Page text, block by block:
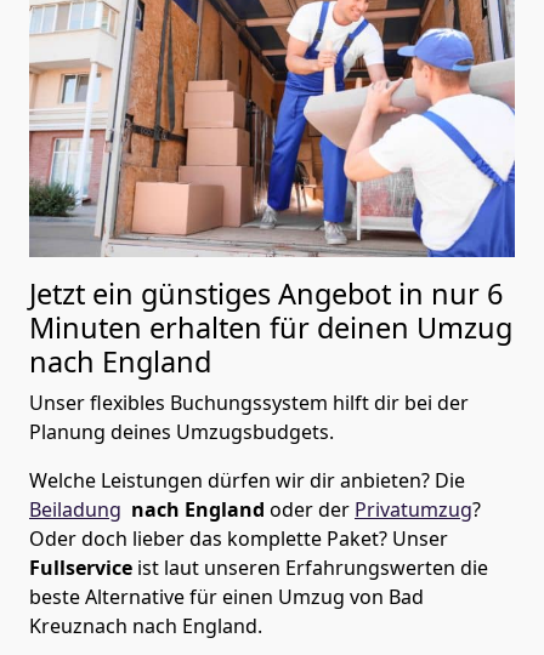
Jetzt ein günstiges Angebot in nur 6
Minuten erhalten für deinen Umzug
nach England
Unser flexibles Buchungssystem hilft dir bei der
Planung deines Umzugsbudgets.
Welche Leistungen dürfen wir dir anbieten? Die
Beiladung nach England oder der Privatumzug?
Oder doch lieber das komplette Paket? Unser
Fullservice ist laut unseren Erfahrungswerten die
beste Alternative für einen Umzug von Bad
Kreuznach nach England.